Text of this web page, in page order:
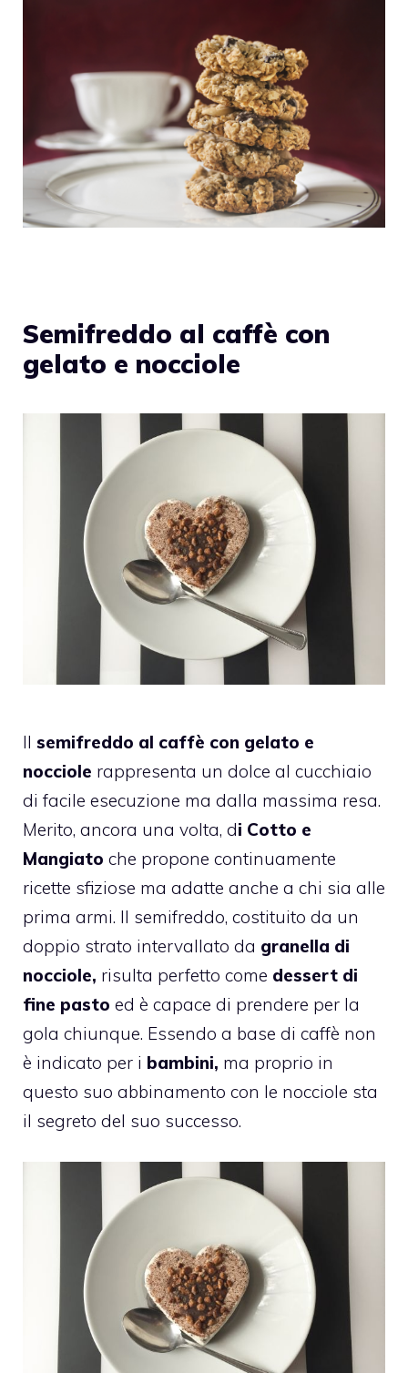
Semifreddo al caffè con
gelato e nocciole
Il semifreddo al caffè con gelato e
nocciole rappresenta un dolce al cucchiaio
di facile esecuzione ma dalla massima resa.
Merito, ancora una volta, di Cotto e
Mangiato che propone continuamente
ricette sfiziose ma adatte anche a chi sia alle
prima armi. Il semifreddo, costituito da un
doppio strato intervallato da granella di
nocciole, risulta perfetto come dessert di
fine pasto ed è capace di prendere per la
gola chiunque. Essendo a base di caffè non
è indicato per i bambini, ma proprio in
questo suo abbinamento con le nocciole sta
il segreto del suo successo.